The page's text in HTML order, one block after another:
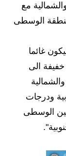
مع
الوسطى
غائما
الى
ودرجات
الوسطى